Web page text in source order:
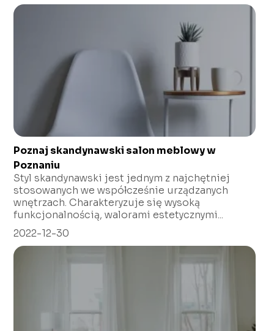
Poznaj skandynawski salon meblowy w
Poznaniu
Styl skandynawski jest jednym z najchętniej
stosowanych we współcześnie urządzanych
wnętrzach. Charakteryzuje się wysoką
funkcjonalnością, walorami estetycznymi...
2022-12-30